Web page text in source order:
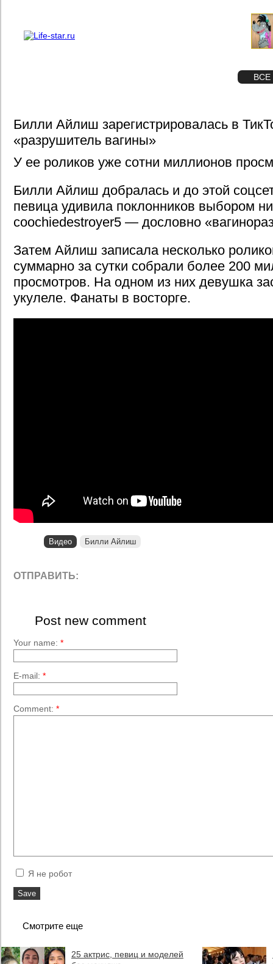
ВСЕ
Билли Айлиш зарегистрировалась в
«разрушитель вагины»
У ее роликов уже сотни миллионов
Билли Айлиш добралась и до этой
певица удивила поклонников выбором
coochiedestroyer5 — дословно
Затем Айлиш записала несколько
суммарно за сутки собрали более 200
просмотров. На одном из них девушка
укулеле. Фанаты в восторге.
Видео Билли Айлиш
ОТПРАВИТЬ:
Post new comment
Your name: *
E-mail: *
Comment: *
Я не робот
Смотрите еще
25 актрис, певиц и моделей